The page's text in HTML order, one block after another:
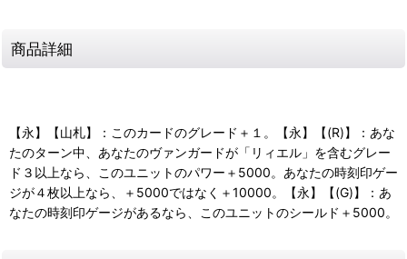
商品詳細
【永】【山札】：このカードのグレード＋１。【永】【(R)】：あな
たのターン中、あなたのヴァンガードが「リィエル」を含むグレー
ド３以上なら、このユニットのパワー＋5000。あなたの時刻印ゲー
ジが４枚以上なら、＋5000ではなく＋10000。【永】【(G)】：あ
なたの時刻印ゲージがあるなら、このユニットのシールド＋5000。